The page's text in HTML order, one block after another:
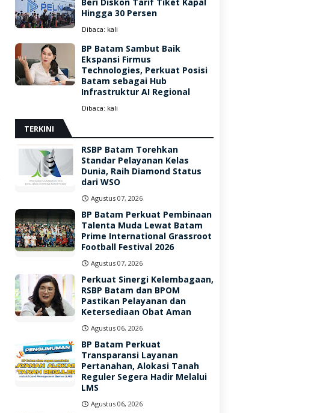
Hingga 30 Persen
Dibaca: kali
BP Batam Sambut Baik
Ekspansi Firmus
Technologies, Perkuat Posisi
Batam sebagai Hub
Infrastruktur AI Regional
Dibaca: kali
TERKINI
RSBP Batam Torehkan
Standar Pelayanan Kelas
Dunia, Raih Diamond Status
dari WSO
Agustus 07, 2026
BP Batam Perkuat Pembinaan
Talenta Muda Lewat Batam
Prime International Grassroot
Football Festival 2026
Agustus 07, 2026
Perkuat Sinergi Kelembagaan,
RSBP Batam dan BPOM
Pastikan Pelayanan dan
Ketersediaan Obat Aman
Agustus 06, 2026
BP Batam Perkuat
Transparansi Layanan
Pertanahan, Alokasi Tanah
Reguler Segera Hadir Melalui
LMS
Agustus 06, 2026